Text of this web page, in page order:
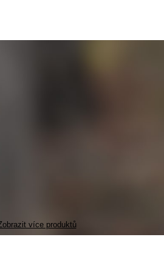
více produktů